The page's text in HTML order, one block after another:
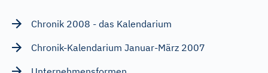
Chronik 2008 - das Kalendarium
Chronik-Kalendarium Januar-März 2007